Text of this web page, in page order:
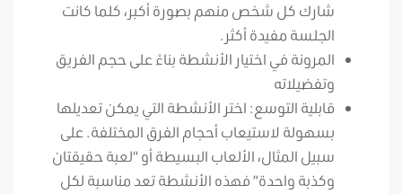
شارك كل شخص منهم بصورة أكبر، كلما كانت
الجلسة مفيدة أكثر.
المرونة في اختيار الأنشطة بناءً على حجم الفريق
وتفضيلاته
قابلية التوسع: اختر الأنشطة التي يمكن تعديلها
بسهولة لاستيعاب أحجام الفرق المختلفة. على
سبيل المثال، الألعاب البسيطة أو “لعبة حقيقتان
وكذبة واحدة” فهذه الأنشطة تعد مناسبة لكل